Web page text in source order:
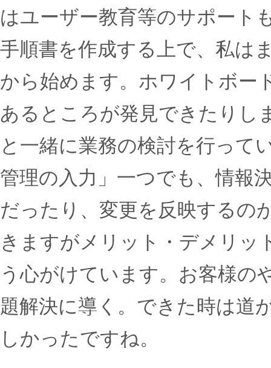
はユーザー教育等のサポート
手順書を作成する上で、私は
から始めます。ホワイトボー
あるところが発見できたりし
と一緒に業務の検討を行って
管理の入力」一つでも、情報
だったり、変更を反映するの
きますがメリット・デメリッ
う心がけています。お客様の
題解決に導く。できた時は道
しかったですね。